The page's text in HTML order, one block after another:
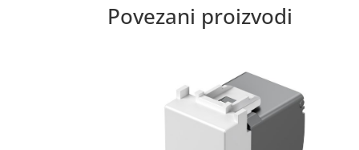
Povezani proizvodi